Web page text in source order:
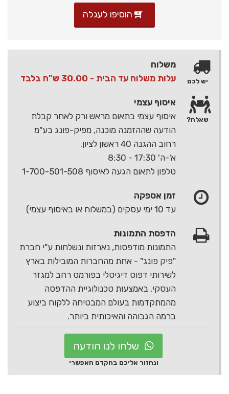
הוסיפו לעגלה
משלוח
עלות משלוח עד הבית - 30.00 ש"ח בלבד
איסוף עצמי
איסוף עצמי בתאום מראש ורק לאחר קבלת
הודעה שההזמנה מוכנה, מפיק-פונג בע"מ
רחוב ההגנה 40 ראשון לציון.
א'-ה' 17:30 - 8:30
טלפון לתאום הגעה לאיסוף 1-700-501-508
זמן אספקה
עד 10 ימי עסקים (במשלוח או באיסוף עצמי)
הדפסת התמונות
התמונות מודפסות, נארזות ונשלחות ע"י חברת
"פיק פונג" - אחת מהחברות המובילות בארץ
לשירותי דפוס דיגיטלי בפורמט רחב למגזר
העסקי, באמצעות טכנולוגיית ההדפסה
מהמתקדמות בעולם המבטיחה ללקוח ביצוע
ברמה הגבוהה והאיכותית ביותר.
יש לכם
שאלה?
שלחו לנו הודעה
ונחזור אליכם בהקדם האפשרי